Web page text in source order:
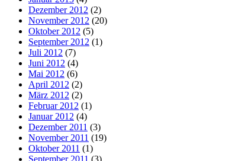
Dezember 2012 (2)
November 2012 (20)
Oktober 2012 (5)
September 2012 (1)
Juli 2012 (7)
Juni 2012 (4)
Mai 2012 (6)
April 2012 (2)
März 2012 (2)
Februar 2012 (1)
Januar 2012 (4)
Dezember 2011 (3)
November 2011 (19)
Oktober 2011 (1)
September 2011 (3)